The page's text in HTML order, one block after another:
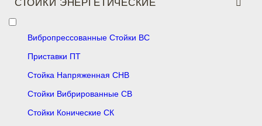
СТОЙКИ ЭНЕРГЕТИЧЕСКИЕ
Вибропрессованные Стойки ВС
Приставки ПТ
Стойка Напряженная СНВ
Стойки Вибрированные СВ
Стойки Конические СК